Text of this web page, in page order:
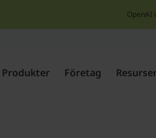
OpenAI
Produkter Företag